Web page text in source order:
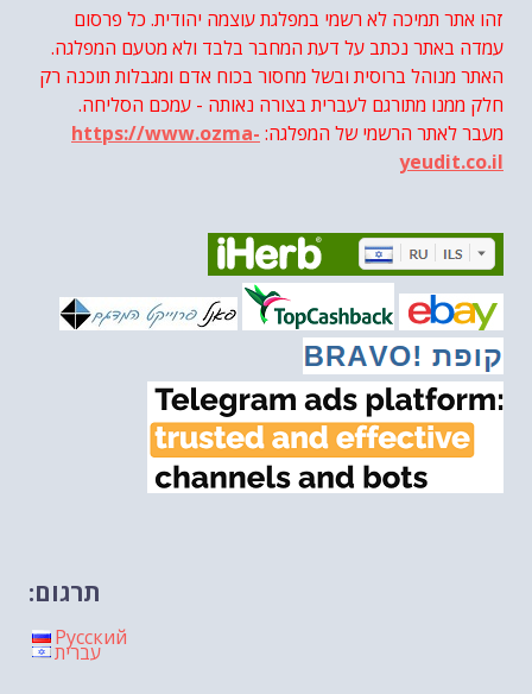
לימור סון הר-מלך על חוק...-- 19/04/2026
מיכאל בן ארי על פרשת הת...
מיכאל בן ארי על פרשת הת... -- 10/04/2026
השר בן גביר במקום נפילת הטיל.... -- 06/04/2026
חוק עונש מוות למחבלים...-- 29/03/2026
מיכאל בן ארי על פרשת השבוע ת... -- 27/03/2026
מיכאל בן ארי על פרשת השבוע ת...-- 20/03/2026
מיכאל בן ארי על דילמת המנהיגות....
מיכאל בן ארי על פרשת הת...
מיכאל בן ארי על פרשת הת...
מיכאל בן ארי על פרשת הת...-- 13/02/2026
מיכאל בן ארי על פרשת השבוע ת...-- 06/02/2026
חלקם של היהודים הולך ופוחת....
מיכאל בן ארי על פרשת השבוע ת...
זהו אתר תמיכה לא רשמי במפלגת עוצמה יהודית. כל פרסום
עמדה באתר נכתב על דעת המחבר בלבד ולא מטעם המפלגה.
האתר מנוהל ברוסית ובשל מחסור בכוח אדם ומגבלות תוכנה רק
חלק ממנו מתורגם לעברית בצורה נאותה - עמכם הסליחה.
מעבר לאתר הרשמי של המפלגה: https://www.ozma-
yeudit.co.il
תרגום:
Русский
עברית